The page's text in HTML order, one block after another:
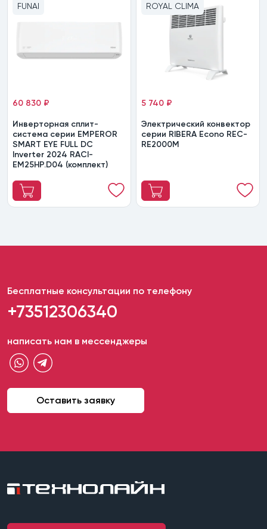
FUNAI
Инверторная сплит-
система серии EMPEROR
SMART EYE FULL DC
Inverter 2024 RACI-
EM25HP.D04 (комплект)
60 830 ₽
ROYAL CLIMA
Электрический конвектор
серии RIBERA Econo REC-
RE2000M
5 740 ₽
Бесплатные консультации по телефону
+73512306340
написать нам в мессенджеры
Оставить заявку